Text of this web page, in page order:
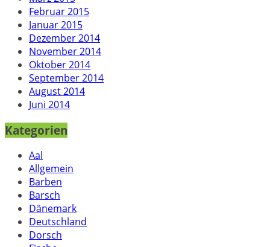
Februar 2015
Januar 2015
Dezember 2014
November 2014
Oktober 2014
September 2014
August 2014
Juni 2014
Kategorien
Aal
Allgemein
Barben
Barsch
Dänemark
Deutschland
Dorsch